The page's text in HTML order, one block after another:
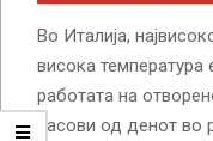
Во Италија,
висока температура
работата на
часови од денот